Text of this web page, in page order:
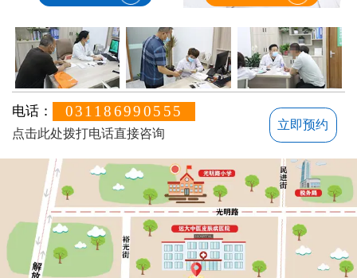
电话： 031186990555
点击此处拨打电话直接咨询
立即预约